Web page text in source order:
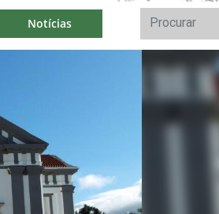
Notícias